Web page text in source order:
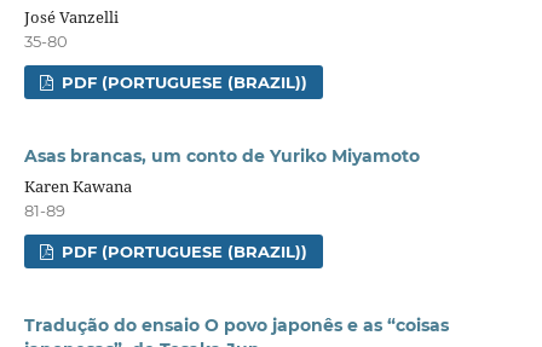
José Vanzelli
35-80
PDF (PORTUGUESE (BRAZIL))
Asas brancas, um conto de Yuriko Miyamoto
Karen Kawana
81-89
PDF (PORTUGUESE (BRAZIL))
Tradução do ensaio O povo japonês e as “coisas